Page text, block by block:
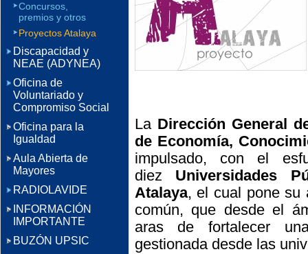
La Dirección General
de Economía,
impulsado, con el
diez Universidades
Atalaya, el cual pone su
común, que desde el
aras de fortalecer
gestionada desde las
Concursos,
premios y otros
Proyectos Atalaya
Discapacidad y
NEAE (ADYNEA)
Oficina de
Voluntariado y
Compromiso Social
Oficina para la
Igualdad
Aula Abierta de
Mayores
RADIOLAVIDE
INFORMACIÓN
IMPORTANTE
BUZÓN UPSIC